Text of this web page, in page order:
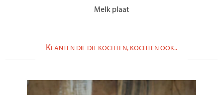
Melk plaat
KLANTEN DIE DIT KOCHTEN, KOCHTEN OOK..